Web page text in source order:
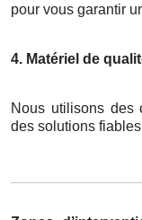
pour vous garantir
4. Matériel de
Nous utilisons des
des solutions